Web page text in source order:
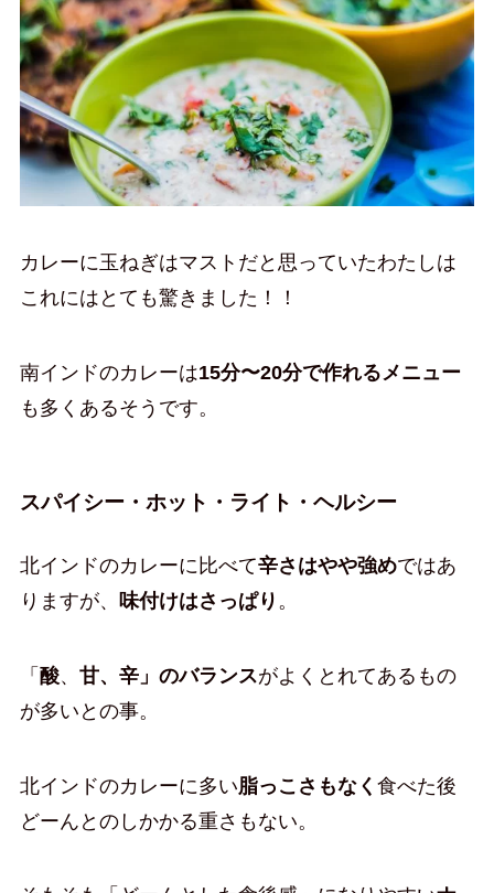
カレーに玉ねぎはマストだと思っていたわたしは
これにはとても驚きました！！
南インドのカレーは15分〜20分で作れるメニュー
も多くあるそうです。
スパイシー・ホット・ライト・ヘルシー
北インドのカレーに比べて辛さはやや強めではあ
りますが、
味付けはさっぱり 。
「 酸、 甘、辛」のバランスがよくとれてあるもの
が多いとの事。
北インドのカレーに多い脂っこさもなく 食べた後
どーんとのしかかる重さもない。